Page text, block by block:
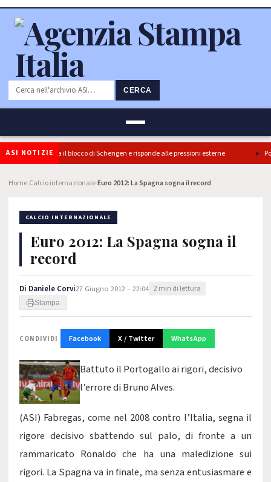
CERCA
ASI NOTIZIE
conferma il blocco di Schengen e risponde alle pressioni esterne
Home Calcio internazionaleEuro 2012: La Spagna sogna il record
CALCIO INTERNAZIONALE
Euro 2012: La Spagna sogna il
record
Di Daniele Corvi27 Giugno 2012 – 22:04 2 min di lettura
Stampa
CONDIVIDI Facebook X / Twitter WhatsApp
Battuto il Portogallo ai rigori, decisivo
l’errore di Bruno Alves.
(ASI) Fabregas, come nel 2008 contro l’Italia, segna il
rigore decisivo sbattendo sul palo, di fronte a un
rammaricato Ronaldo che ha una maledizione sui
rigori. La Spagna va in finale, ma senza entusiasmare e